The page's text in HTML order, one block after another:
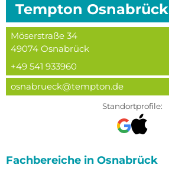
Tempton Osnabrück
Möserstraße 34
49074 Osnabrück
+49 541 933960
osnabrueck@tempton.de
Standortprofile:
Fachbereiche in Osnabrück